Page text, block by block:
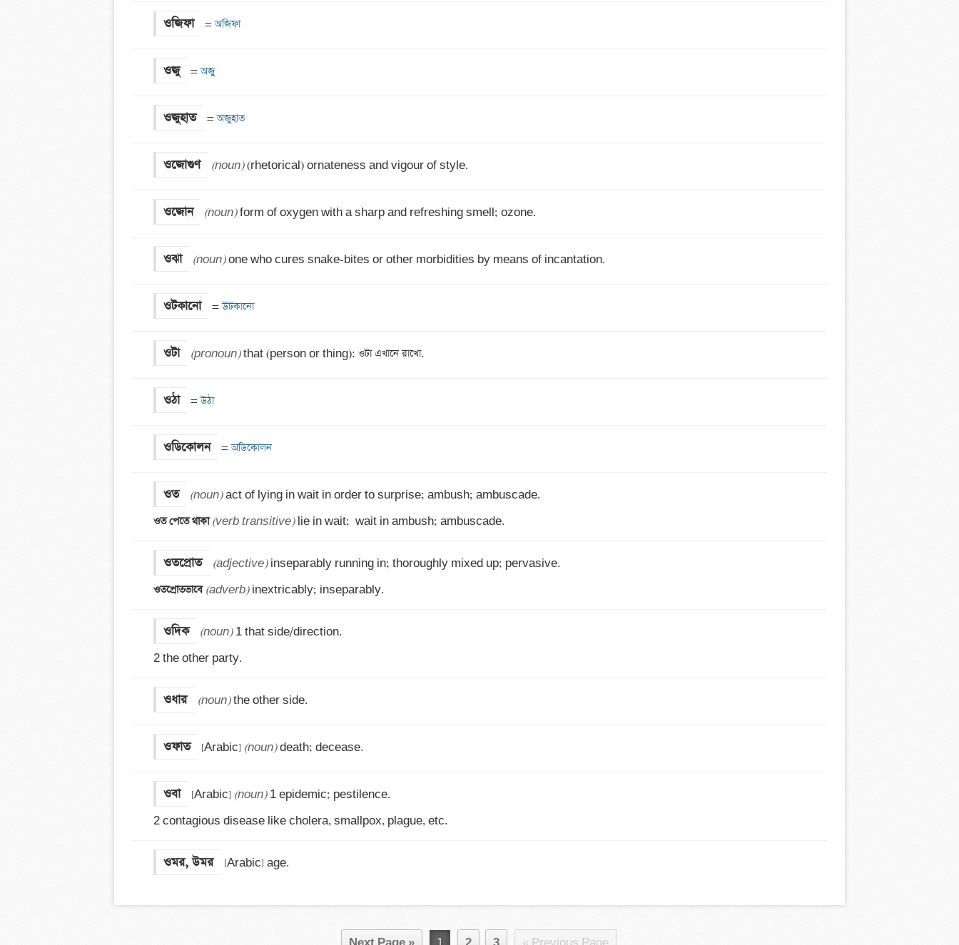
ওজিফা = অজিফা
ওজু = অজু
ওজুহাত = অজুহাত
ওজোগুণ (noun) (rhetorical) ornateness and vigour of style.
ওজোন (noun) form of oxygen with a sharp and refreshing smell; ozone.
ওঝা (noun) one who cures snake-bites or other morbidities by means of incantation.
ওটকানো = উটকানো
ওটা (pronoun) that (person or thing): ওটা এখানে রাখো.
ওঠা = উঠা
ওডিকোলন = অডিকোলন
ওত (noun)
ওত পেতে থাকা (verb transitive) lie in wait;  wait in ambush; ambuscade.
ওতপ্রোত (adjective)
ওতপ্রোতভাবে (adverb) inextricably; inseparably.
ওদিক (noun) 1 that side/direction.
2 the other party.
ওধার (noun) the other side.
ওফাত [Arabic] (noun) death; decease.
ওবা [Arabic] (noun) 1 epidemic; pestilence.
2 contagious disease like cholera, smallpox, plague, etc.
ওমর, উমর [Arabic] age.